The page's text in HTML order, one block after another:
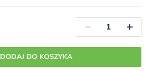
DODAJ DO KOSZYKA